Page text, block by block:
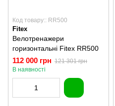
Код товару:: RR500
Fitex
Велотренажери
горизонтальні Fitex RR500
112 000 грн 121 301 грн
В наявності